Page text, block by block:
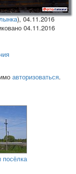
),04.11.2016
04.11.2016
авторизоваться.
посёлка